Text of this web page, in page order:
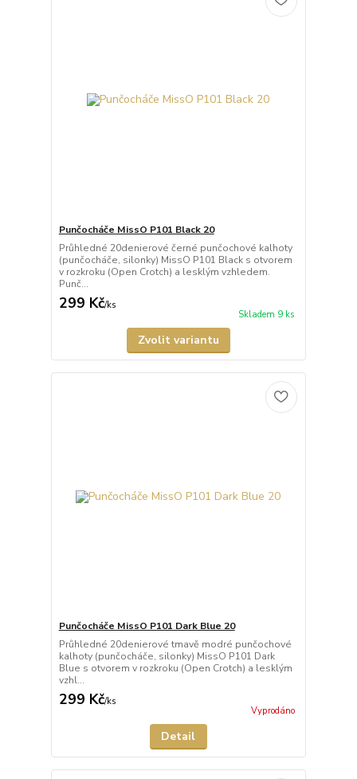
Punčocháče MissO P101 Black 20
Průhledné 20denierové černé punčochové kalhoty
(punčocháče, silonky) MissO P101 Black s otvorem
v rozkroku (Open Crotch) a lesklým vzhledem.
Punč...
299 Kč/ks
Skladem 9 ks
Zvolit variantu
Punčocháče MissO P101 Dark Blue 20
Průhledné 20denierové tmavě modré punčochové
kalhoty (punčocháče, silonky) MissO P101 Dark
Blue s otvorem v rozkroku (Open Crotch) a lesklým
vzhl...
299 Kč/ks
Vyprodáno
Detail